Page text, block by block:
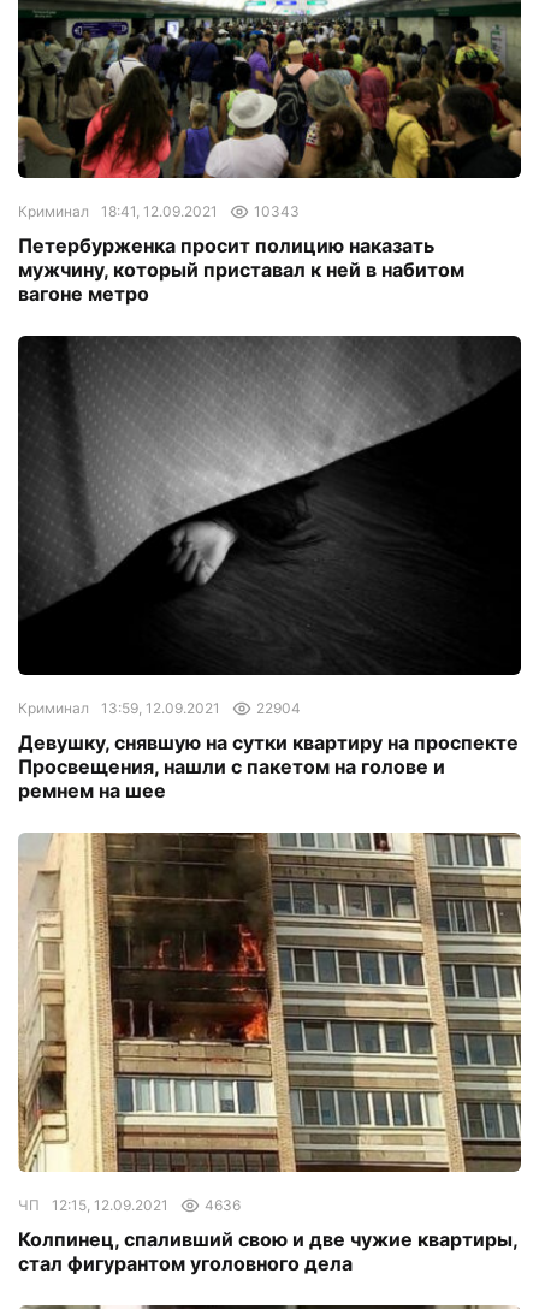
Криминал 18:41, 12.09.2021 10343
Петербурженка просит полицию наказать
мужчину, который приставал к ней в набитом
вагоне метро
Криминал 13:59, 12.09.2021 22904
Девушку, снявшую на сутки квартиру на проспекте
Просвещения, нашли с пакетом на голове и
ремнем на шее
ЧП 12:15, 12.09.2021 4636
Колпинец, спаливший свою и две чужие квартиры,
стал фигурантом уголовного дела